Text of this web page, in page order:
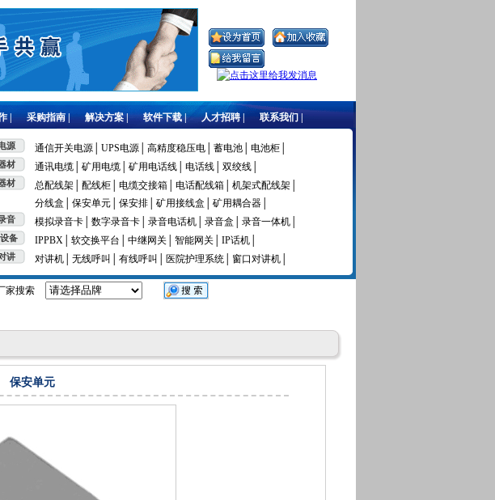
| 采购指南 | 解决方案 | 软件下载 | 人才招聘 | 联系我们 |
源 通信开关电源│ UPS电源│ 高精度稳压电│ 蓄电池│ 电池柜│
材 通讯电缆│ 矿用电缆│ 矿用电话线│ 电话线│ 双绞线│
材 总配线架│ 配线柜│ 电缆交接箱│ 电话配线箱│ 机架式配线架│
分线盒│ 保安单元│ 保安排│ 矿用接线盒│ 矿用耦合器│
音 模拟录音卡│ 数字录音卡│ 录音电话机│ 录音盒│ 录音一体机│
备 IPPBX│ 软交换平台│ 中继网关│ 智能网关│ IP话机│
讲 对讲机│ 无线呼叫│ 有线呼叫│ 医院护理系统│ 窗口对讲机│
家搜索
保安单元